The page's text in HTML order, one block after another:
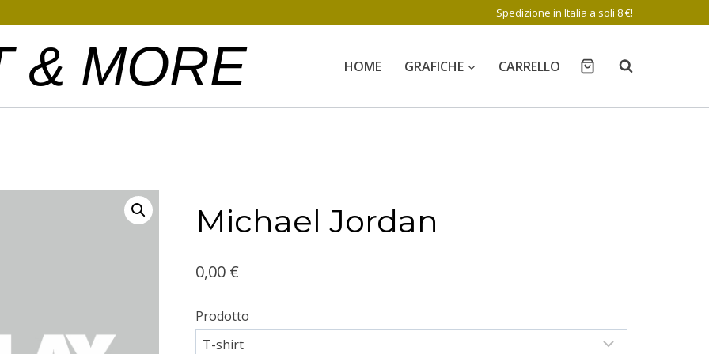
Spedizione in Italia a soli 8 €!
& MORE HOME GRAFICHE CARRELLO
Michael Jordan
0,00 €
Prodotto